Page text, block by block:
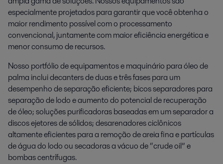
especialmente projetados para garantir que você obtenha o
maior rendimento possível com o processamento
convencional, juntamente com maior eficiência energética e
menor consumo de recursos.
Nosso portfólio de equipamentos e maquinário para óleo de
palma inclui decanters de duas e três fases para um
desempenho de separação eficiente; bicos separadores para
separação de lodo e aumento do potencial de recuperação
de óleo; soluções purificadoras baseadas em um separador a
discos ejetores de sólidos; desarenadores ciclônicos
altamente eficientes para a remoção de areia fina e partículas
de água do lodo ou secadoras a vácuo de “crude oil” e
bombas centrífugas.